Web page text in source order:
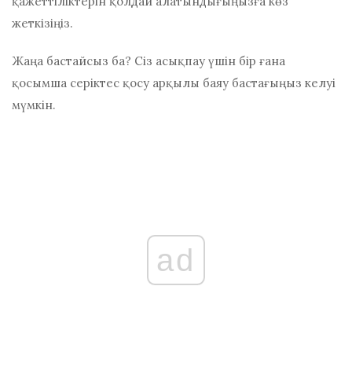
жеткізіңіз.
Жаңа бастайсыз ба? Сіз асықпау үшін бір ғана
қосымша серіктес қосу арқылы баяу бастағыңыз келуі
мүмкін.
ad